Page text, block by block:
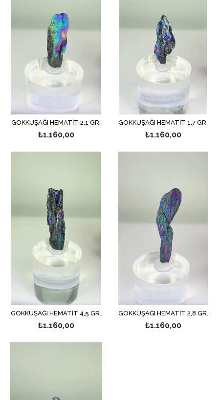
GÖKKUŞAĞI HEMATİT 2,1 GR.
₺1.160,00
GÖKKUŞAĞI HEMATİT 1,7 GR.
₺1.160,00
GÖKKUŞAĞI HEMATİT 4,5 GR.
₺1.160,00
GÖKKUŞAĞI HEMATİT 2,8 GR.
₺1.160,00